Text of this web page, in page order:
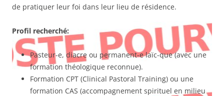
de pratiquer leur foi dans leur lieu de résidence.
Profil recherché:
Pasteur-e, diacre ou permanent-e laïc-que (avec une
formation théologique reconnue).
Formation CPT (Clinical Pastoral Training) ou une
formation CAS (accompagnement spirituel en milieu